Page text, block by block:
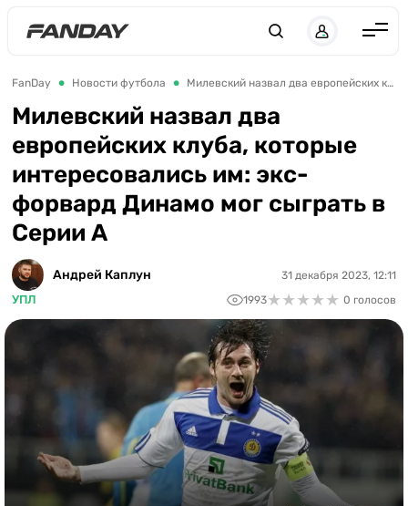
Англия
Испания
Германия
Италия
Франция
Украина
ЛЧ
ЧЕ-2028
Букмекеры
FanDay Новости футбола Милевский назвал два европейских клуба, которые интересовались им: экс-форвард Динамо мог сыграть в Серии А
Милевский назвал два
европейских клуба, которые
интересовались им: экс-
форвард Динамо мог сыграть в
Серии А
Андрей Каплун
УПЛ
31 декабря 2023, 12:11
1993★★★★★
★★★★★ 0 голосов